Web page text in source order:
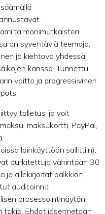
monimutkaisten
on syventäviä teemoja,
ja kiehtova yhdessä
kanssa. Tunnettu
voitto ja progressiivinen
talletus, ja voit
maksukortti, PayPal,
lainkäyttöön sallittiin).
purkitettuja vähintään 30
ja allekirjoitat palkkion
auditoinnit
prosessointinäytön
takia. Ehdot jäsennetään